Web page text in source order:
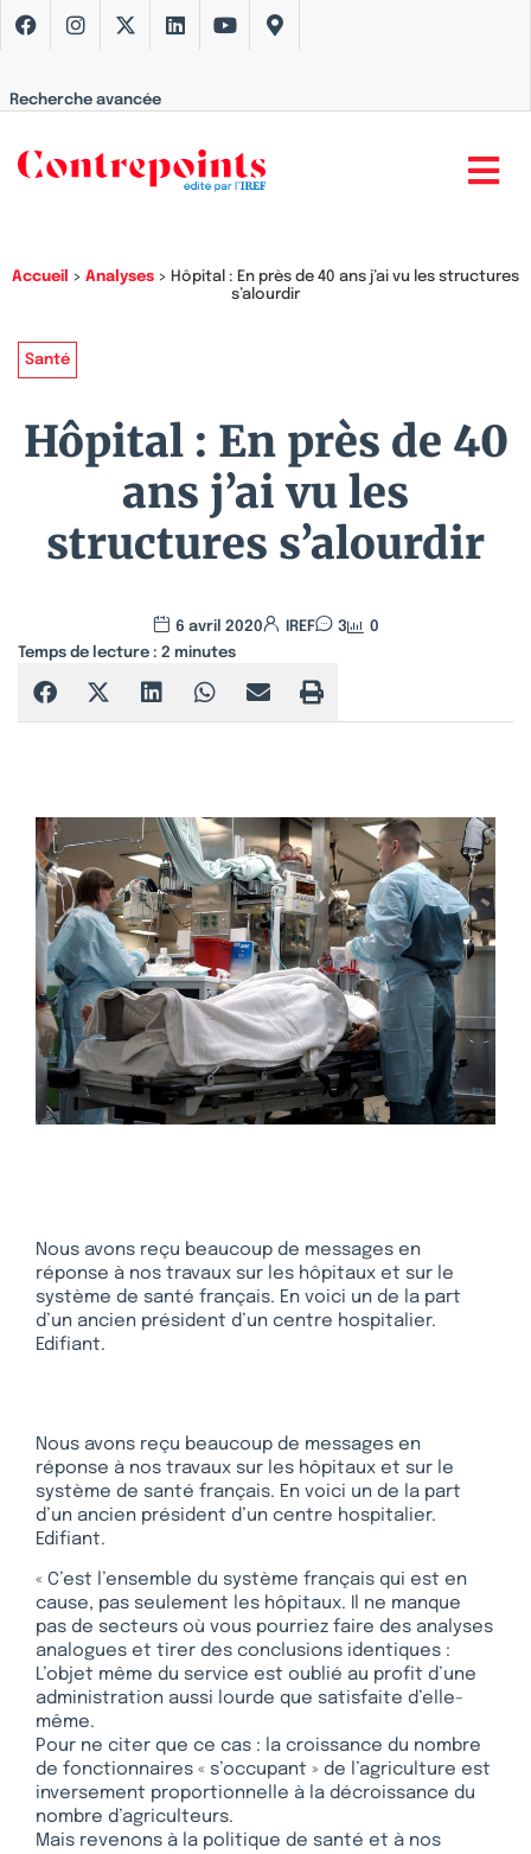
Recherche avancée
Accueil > Analyses > Hôpital : En près de 40 ans j’ai vu les structures
s’alourdir
Santé
Hôpital : En près de 40
ans j’ai vu les
structures s’alourdir
6 avril 2020 IREF 3
0
Temps de lecture : 2 minutes
Nous avons reçu beaucoup de messages en
réponse à nos travaux sur les hôpitaux et sur le
système de santé français. En voici un de la part
d’un ancien président d’un centre hospitalier.
Edifiant.
Nous avons reçu beaucoup de messages en
réponse à nos travaux sur les hôpitaux et sur le
système de santé français. En voici un de la part
d’un ancien président d’un centre hospitalier.
Edifiant.
« C’est l’ensemble du système français qui est en
cause, pas seulement les hôpitaux. Il ne manque
pas de secteurs où vous pourriez faire des analyses
analogues et tirer des conclusions identiques :
L’objet même du service est oublié au profit d’une
administration aussi lourde que satisfaite d’elle-
même.
Pour ne citer que ce cas : la croissance du nombre
de fonctionnaires « s’occupant » de l’agriculture est
inversement proportionnelle à la décroissance du
nombre d’agriculteurs.
Mais revenons à la politique de santé et à nos